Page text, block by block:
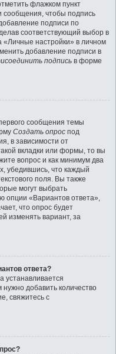
флажком пункт
сообщения, чтобы подпись
подписи по
соответствующий выбор в
настройки» в личном
добавление подписи в
подпись в форме
сообщения темы
Создать опрос под
в зависимости от
вкладки или формы, то вы
вопрос и как минимум два
убедившись, что каждый
поля. Вы также
могут выбрать
опции «Вариантов ответа»,
что опрос будет
изменять вариант, за
ответа?
устанавливается
добавить количество
свяжитесь с